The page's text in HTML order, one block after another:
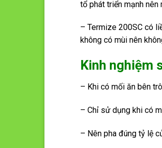
tổ phát triển mạnh
– Termize 200SC có
không có mùi nên
Kinh nghiệm
– Khi có mối ăn bên
– Chỉ sử dụng khi có
– Nên pha đúng tỷ lệ